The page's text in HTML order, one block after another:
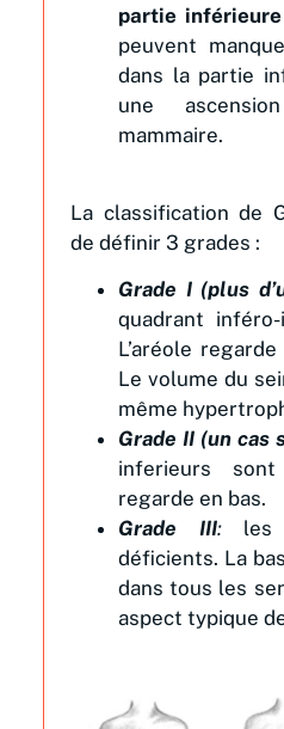
partie inférieure
peuvent
dans la partie
une
mammaire.
La classification de
de définir 3 grades :
Grade I (plus
quadrant
L’aréole
Le volume du
même
Grade II (un cas
inferieurs sont
regarde en bas.
Grade III: les
déficients. La
dans tous les
aspect typique